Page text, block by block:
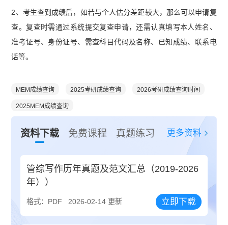
2、考生查到成绩后，如若与个人估分差距较大，那么可以申请复
查。复查时需通过系统提交复查申请，还需认真填写本人姓名、
准考证号、身份证号、需查科目代码及名称、已知成绩、联系电
话等。
MEM成绩查询 2025考研成绩查询 2026考研成绩查询时间
2025MEM成绩查询
资料下载 免费课程 真题练习 更多资料
管综写作历年真题及范文汇总（2019-2026
年））
格式：PDF 2026-02-14 更新 立即下载